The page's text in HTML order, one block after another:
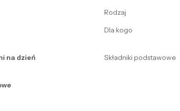
Rodzaj
Dla kogo
na dzień Składniki podstawowe